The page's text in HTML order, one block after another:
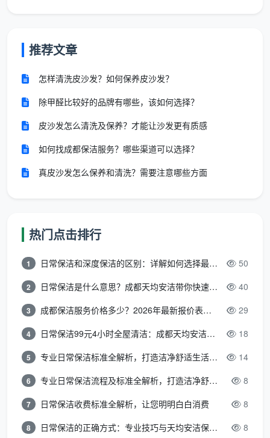
同样是叫保洁，日常保洁和深度保洁的清洁力度差
异极大。很多纠纷的根源，就在于客户把定期保洁当深
度保洁来验收。
对比维
度
日常保洁（含定
期保洁）
核心定
位
高频维护，维持
表面整洁
彻底焕新，攻克顽固污
渍
㎡）
厨房处
台面擦拭、油烟
滤网拆洗、灶台重油污
卫生间
处理
马桶外表面、镜
拭
瓷砖缝隙除霉、马桶内
壁除菌、五金件抛光
适用场
景
好，每周定期维
未打扫（3个月以上）
数据来源：综合成都家政市场公开服务标准
推荐文章
怎样清洗皮沙发？如何保养皮沙发？
除甲醛比较好的品牌有哪些，该如何选择？
皮沙发怎么清洗及保养？才能让沙发更有质感
如何找成都保洁服务？哪些渠道可以选择？
真皮沙发怎么保养和清洗？需要注意哪些方面
热门点击排行
1 日常保洁和深度保洁的区别：详解如何选择最适合的清洁服务 50
2 日常保洁是什么意思？成都天均安洁带你快速区分“日常vs深度vs开荒” 40
3 成都保洁服务价格多少？2026年最新报价表来了，这一篇看透所有费用 29
4 日常保洁99元4小时全屋清洁：成都天均安洁保洁超值服务全解析 18
5 专业日常保洁标准全解析，打造洁净舒适生活空间 14
6 专业日常保洁流程及标准全解析，打造洁净舒适环境 8
7 日常保洁收费标准全解析，让您明明白白消费 8
8 日常保洁的正确方式：专业技巧与天均安洁保洁服务全解析 8